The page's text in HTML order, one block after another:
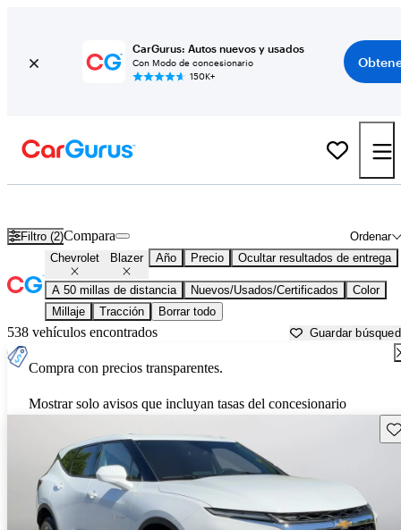
CarGurus: Autos nuevos y usados
Con Modo de concesionario
150K+
Filtro (2) Ordenar
Compara
Chevrolet Blazer Año Precio Ocultar resultados de entrega
A 50 millas de distancia Nuevos/Usados/Certificados
Color
Millaje
Tracción Borrar todo
538 vehículos encontrados Guardar
Compra con precios transparentes.
Mostrar solo avisos que incluyan tasas del concesionario